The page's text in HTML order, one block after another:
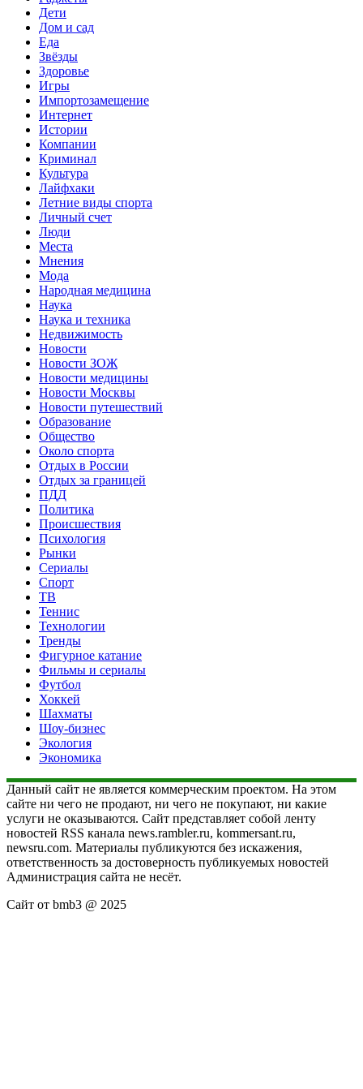
Дети
Дом и сад
Еда
Звёзды
Здоровье
Игры
Импортозамещение
Интернет
Истории
Компании
Криминал
Культура
Лайфхаки
Летние виды спорта
Личный счет
Люди
Места
Мнения
Мода
Народная медицина
Наука
Наука и техника
Недвижимость
Новости
Новости ЗОЖ
Новости медицины
Новости Москвы
Новости путешествий
Образование
Общество
Около спорта
Отдых в России
Отдых за границей
ПДД
Политика
Происшествия
Психология
Рынки
Сериалы
Спорт
ТВ
Теннис
Технологии
Тренды
Фигурное катание
Фильмы и сериалы
Футбол
Хоккей
Шахматы
Шоу-бизнес
Экология
Экономика
Данный сайт не является коммерческим проектом. На этом
сайте ни чего не продают, ни чего не покупают, ни какие
услуги не оказываются. Сайт представляет собой ленту
новостей RSS канала news.rambler.ru, kommersant.ru,
newsru.com. Материалы публикуются без искажения,
ответственность за достоверность публикуемых новостей
Администрация сайта не несёт.
Сайт от bmb3 @ 2025